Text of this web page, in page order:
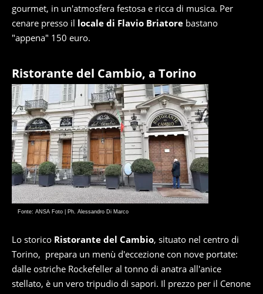
gourmet, in un'atmosfera festosa e ricca di musica. Per
cenare presso il locale di Flavio Briatore bastano
"appena" 150 euro.
Ristorante del Cambio, a Torino
Fonte: ANSA Foto | Ph. Alessandro Di Marco
Lo storico Ristorante del Cambio, situato nel centro di
Torino, prepara un menù d'eccezione con nove portate:
dalle ostriche Rockefeller al tonno di anatra all'anice
stellato, è un vero tripudio di sapori. Il prezzo per il Cenone